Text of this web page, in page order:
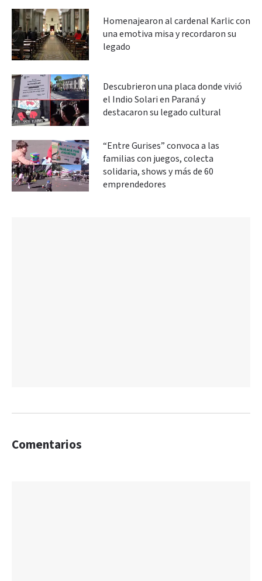
Homenajearon al cardenal Karlic con
una emotiva misa y recordaron su
legado
Descubrieron una placa donde vivió
el Indio Solari en Paraná y
destacaron su legado cultural
“Entre Gurises” convoca a las
familias con juegos, colecta
solidaria, shows y más de 60
emprendedores
Comentarios